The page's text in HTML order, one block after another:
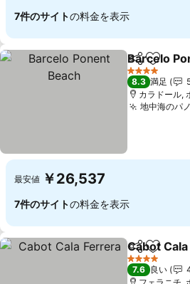
7件のサイトの料金を表示
シェアお気に
Barcelo
4 ホテルのランク
8.3 満足
カラドール,
地中海のパ
最安値 ￥26,537
7件のサイトの料金を表示
シェアお気に
Cabot
4 ホテルのランク
7.6 良い